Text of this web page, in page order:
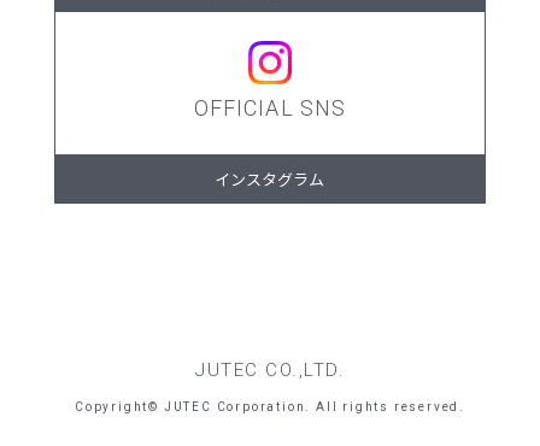
OFFICIAL SNS
インスタグラム
JUTEC CO.,LTD.
Copyright© JUTEC Corporation. All rights reserved.